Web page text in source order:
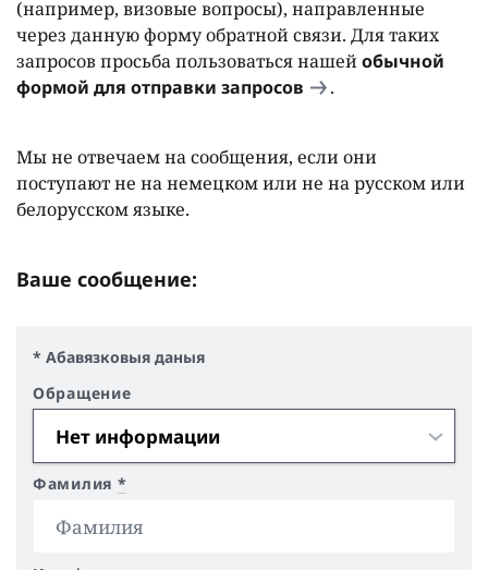
(например, визовые вопросы), направленные
через данную форму обратной связи. Для таких
запросов просьба пользоваться нашейобычной
формой для отправки запросов
.
Мы не отвечаем на сообщения, если они
поступают не на немецком или не на русском или
белорусском языке.
Ваше сообщение:
* Абавязковыя даныя
Обращение
Фамилия *